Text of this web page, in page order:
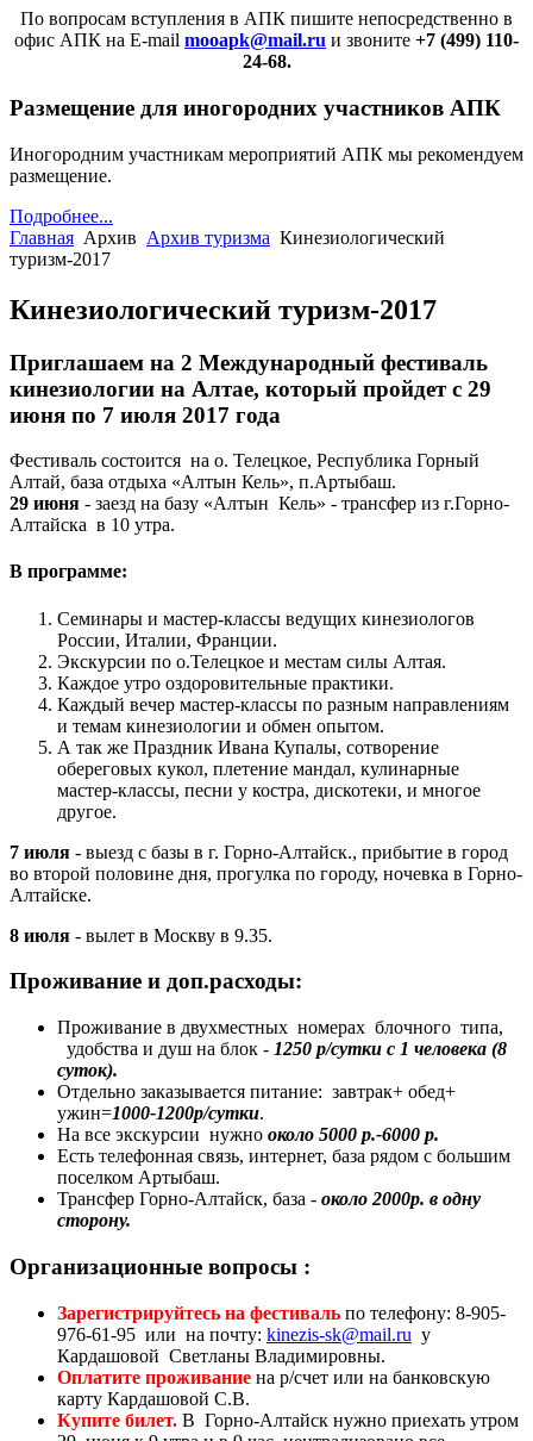
По вопросам вступления в АПК пишите непосредственно в
офис АПК на E-mail mooapk@mail.ru и звоните +7 (499) 110-
24-68.
Размещение для иногородних участников АПК
Иногородним участникам мероприятий АПК мы рекомендуем
размещение.
Подробнее...
Главная Архив Архив туризма Кинезиологический
туризм-2017
Кинезиологический туризм-2017
Приглашаем на 2 Международный фестиваль
кинезиологии на Алтае, который пройдет с 29
июня по 7 июля 2017 года
Фестиваль состоится на о. Телецкое, Республика Горный
Алтай, база отдыха «Алтын Кель», п.Артыбаш.
29 июня - заезд на базу «Алтын Кель» - трансфер из г.Горно-
Алтайска в 10 утра.
В программе:
Семинары и мастер-классы ведущих кинезиологов
России, Италии, Франции.
Экскурсии по о.Телецкое и местам силы Алтая.
Каждое утро оздоровительные практики.
Каждый вечер мастер-классы по разным направлениям
и темам кинезиологии и обмен опытом.
А так же Праздник Ивана Купалы, сотворение
обереговых кукол, плетение мандал, кулинарные
мастер-классы, песни у костра, дискотеки, и многое
другое.
7 июля - выезд с базы в г. Горно-Алтайск., прибытие в город
во второй половине дня, прогулка по городу, ночевка в Горно-
Алтайске.
8 июля - вылет в Москву в 9.35.
Проживание и доп.расходы:
Проживание в двухместных номерах блочного типа,
удобства и душ на блок - 1250 р/сутки с 1 человека (8
суток).
Отдельно заказывается питание: завтрак+ обед+
ужин=1000-1200р/сутки.
На все экскурсии нужно около 5000 р.-6000 р.
Есть телефонная связь, интернет, база рядом с большим
поселком Артыбаш.
Трансфер Горно-Алтайск, база - около 2000р. в одну
сторону.
Организационные вопросы :
Зарегистрируйтесь на фестиваль по телефону: 8-905-
976-61-95 или на почту: kinezis-sk@mail.ru у
Кардашовой Светланы Владимировны.
Оплатите проживание на р/счет или на банковскую
карту Кардашовой С.В.
Купите билет. В Горно-Алтайск нужно приехать утром